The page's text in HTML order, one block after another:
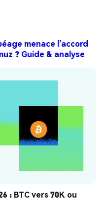
menace l’accord
? Guide & analyse
: BTC vers 70K ou